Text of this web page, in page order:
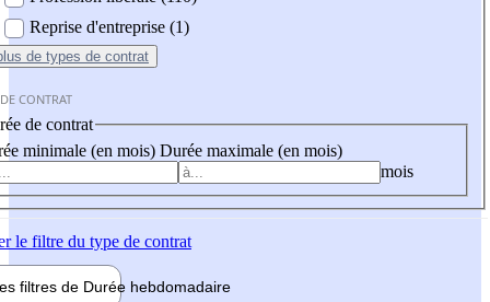
Reprise d'entreprise (1)
de types de contrat
CONTRAT
de contrat
minimale (en mois) Durée maximale (en mois)
mois
le filtre du type de contrat
filtres de Durée hebdomadaire